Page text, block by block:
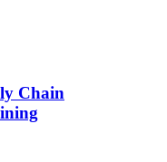
Chain